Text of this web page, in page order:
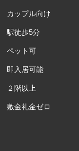
カップル向け
駅徒歩5分
ペット可
即入居可能
２階以上
敷金礼金ゼロ